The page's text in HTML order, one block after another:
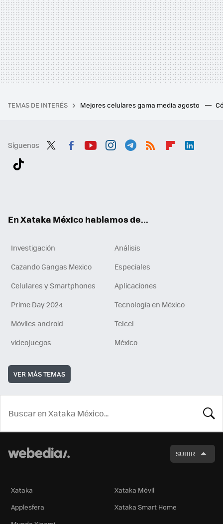
TEMAS DE INTERÉS Mejores celulares gama media agosto
Síguenos
En Xataka México hablamos de...
Investigación
Análisis
Cazando Gangas Mexico
Especiales
Celulares y Smartphones
Aplicaciones
Prime Day 2024
Tecnología en México
Móviles android
Telcel
videojuegos
México
VER MÁS TEMAS
SUBIR
Xataka
Xataka Móvil
Applesfera
Xataka Smart Home